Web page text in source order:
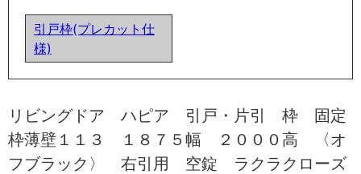
引戸枠(プレカット仕
様)
リビングドア ハピア 引戸・片引 枠 固定
枠薄壁１１３ １８７５幅 ２０００高 〈オ
フブラック〉 右引用 空錠 ラクラクローズ